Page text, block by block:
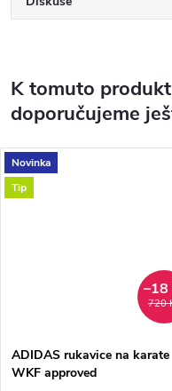
K tomuto
doporučujeme
Novinka
Tip
720
–18
ADIDAS rukavice na karate
WKF approved